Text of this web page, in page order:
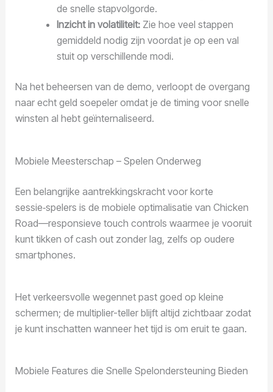
de snelle stapvolgorde.
Inzicht in volatiliteit:Zie hoe veel stappen
gemiddeld nodig zijn voordat je op een val
stuit op verschillende modi.
Na het beheersen van de demo, verloopt de overgang
naar echt geld soepeler omdat je de timing voor snelle
winsten al hebt geïnternaliseerd.
Mobiele Meesterschap – Spelen Onderweg
Een belangrijke aantrekkingskracht voor korte
sessie‑spelers is de mobiele optimalisatie van Chicken
Road—responsieve touch controls waarmee je vooruit
kunt tikken of cash out zonder lag, zelfs op oudere
smartphones.
Het verkeersvolle wegennet past goed op kleine
schermen; de multiplier-teller blijft altijd zichtbaar zodat
je kunt inschatten wanneer het tijd is om eruit te gaan.
Mobiele Features die Snelle Spelondersteuning Bieden